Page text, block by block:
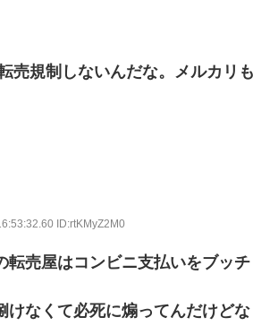
売規制しないんだな。メルカリも
ID:rtKMyZ2M0
転売屋はコンビニ支払いをブッチ
けなくて必死に煽ってんだけどな